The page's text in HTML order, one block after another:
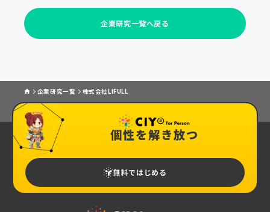
企業研究一覧へ戻る
企業研究一覧 株式会社LIFULL
個性を解き放つ
無料ではじめる